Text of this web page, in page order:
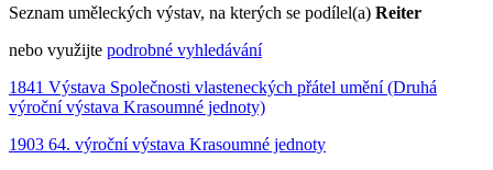
Seznam uměleckých výstav, na kterých se podílel(a) Reiter
nebo využijte podrobné vyhledávání
1841 Výstava Společnosti vlasteneckých přátel umění (Druhá
výroční výstava Krasoumné jednoty)
1903 64. výroční výstava Krasoumné jednoty